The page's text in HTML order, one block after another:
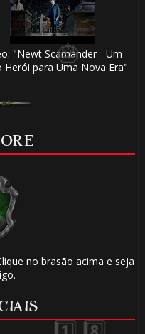
"Newt Scamander - Um
Herói para Uma Nova Era"
no brasão acima e seja
8️⃣